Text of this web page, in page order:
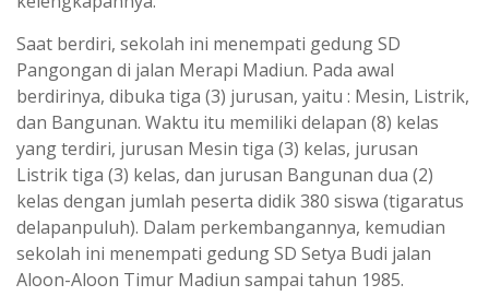
Saat berdiri, sekolah ini menempati gedung SD
Pangongan di jalan Merapi Madiun. Pada awal
berdirinya, dibuka tiga (3) jurusan, yaitu : Mesin, Listrik,
dan Bangunan. Waktu itu memiliki delapan (8) kelas
yang terdiri, jurusan Mesin tiga (3) kelas, jurusan
Listrik tiga (3) kelas, dan jurusan Bangunan dua (2)
kelas dengan jumlah peserta didik 380 siswa (tigaratus
delapanpuluh). Dalam perkembangannya, kemudian
sekolah ini menempati gedung SD Setya Budi jalan
Aloon-Aloon Timur Madiun sampai tahun 1985.